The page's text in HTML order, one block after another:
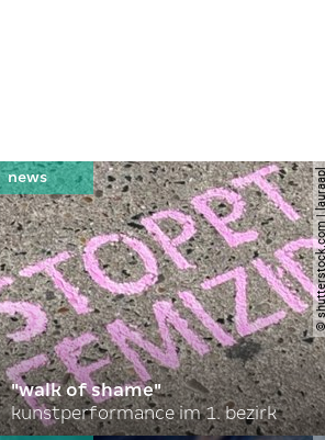
©
"walk of shame"
kunstperformance im 1. bezirk